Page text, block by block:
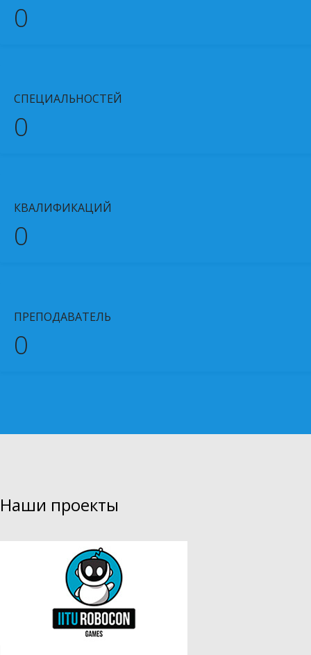
0
СПЕЦИАЛЬНОСТЕЙ
0
КВАЛИФИКАЦИЙ
0
ПРЕПОДАВАТЕЛЬ
0
Наши проекты